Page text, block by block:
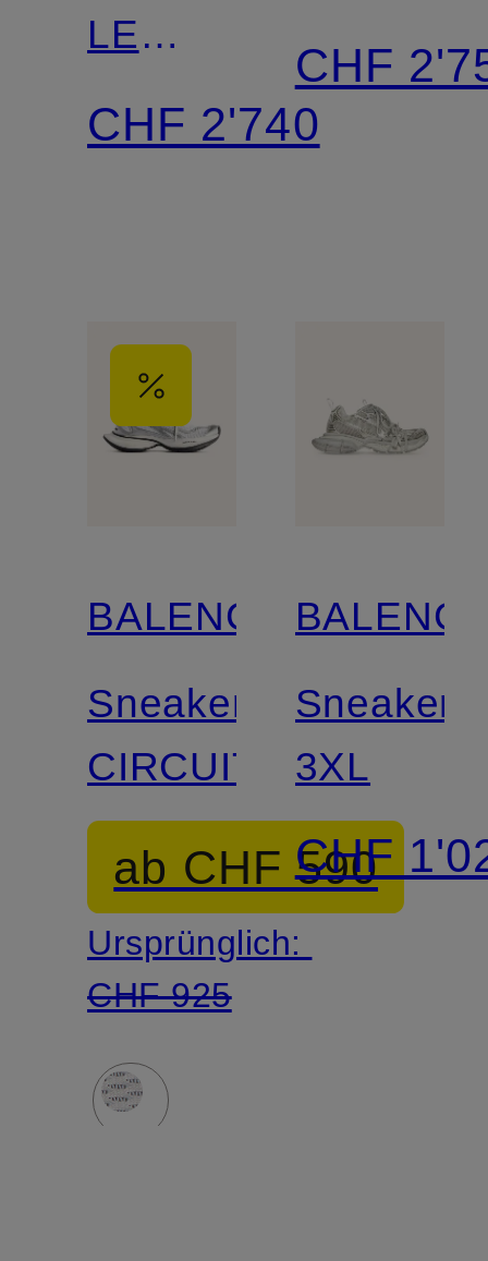
LE
CITY
MEDIUM
CHF 2'740
MINI
CHF
BALENCIAGA
Sneaker
CIRCUIT
ab CHF 590
Ursprünglich:
CHF 925
Sneaker
3XL
CHF